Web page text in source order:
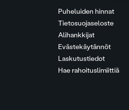
Puheluiden hinnat
Tietosuojaseloste
Alihankkijat
Evästekäytännöt
Laskutustiedot
Hae rahoituslimiittiä